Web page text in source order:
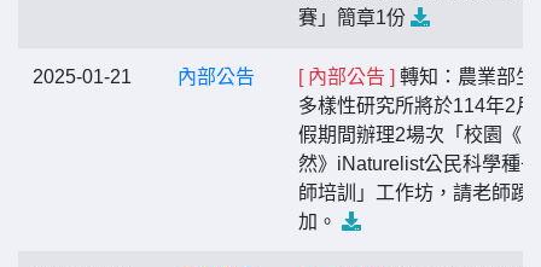
賽」簡章1份
2025-01-21 內部公告 [ 內部公告 ] 轉知：農業部生
多樣性研究所將於114年2月
假期間辦理2場次「校園《
然》iNaturelist公民科學種
師培訓」工作坊，請老師踴
加。